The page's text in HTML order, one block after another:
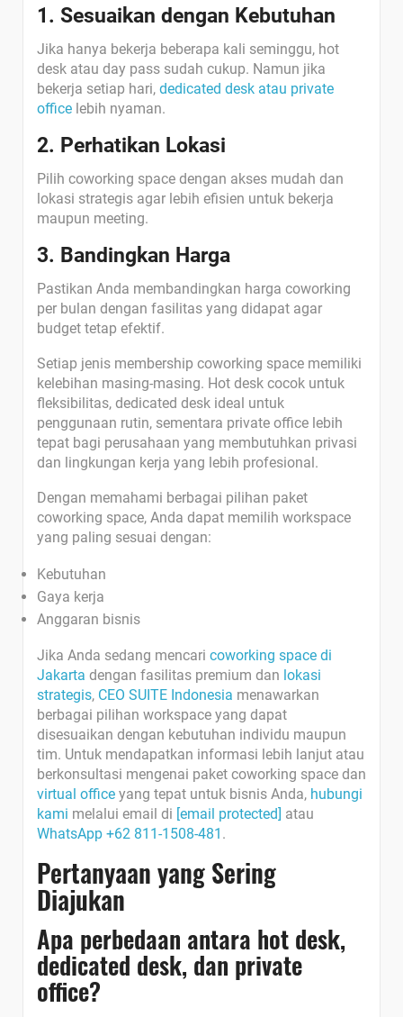
1. Sesuaikan dengan Kebutuhan
Jika hanya bekerja beberapa kali seminggu, hot
desk atau day pass sudah cukup. Namun jika
bekerja setiap hari, dedicated desk atau private
office lebih nyaman.
2. Perhatikan Lokasi
Pilih coworking space dengan akses mudah dan
lokasi strategis agar lebih efisien untuk bekerja
maupun meeting.
3. Bandingkan Harga
Pastikan Anda membandingkan harga coworking
per bulan dengan fasilitas yang didapat agar
budget tetap efektif.
Setiap jenis membership coworking space memiliki
kelebihan masing-masing. Hot desk cocok untuk
fleksibilitas, dedicated desk ideal untuk
penggunaan rutin, sementara private office lebih
tepat bagi perusahaan yang membutuhkan privasi
dan lingkungan kerja yang lebih profesional.
Dengan memahami berbagai pilihan paket
coworking space, Anda dapat memilih workspace
yang paling sesuai dengan:
Kebutuhan
Gaya kerja
Anggaran bisnis
Jika Anda sedang mencari coworking space di
Jakarta dengan fasilitas premium dan lokasi
strategis, CEO SUITE Indonesia menawarkan
berbagai pilihan workspace yang dapat
disesuaikan dengan kebutuhan individu maupun
tim. Untuk mendapatkan informasi lebih lanjut atau
berkonsultasi mengenai paket coworking space dan
virtual office yang tepat untuk bisnis Anda, hubungi
kami melalui email di [email protected] atau
WhatsApp +62 811-1508-481 .
Pertanyaan yang Sering
Diajukan
Apa perbedaan antara hot desk,
dedicated desk, dan private
office?